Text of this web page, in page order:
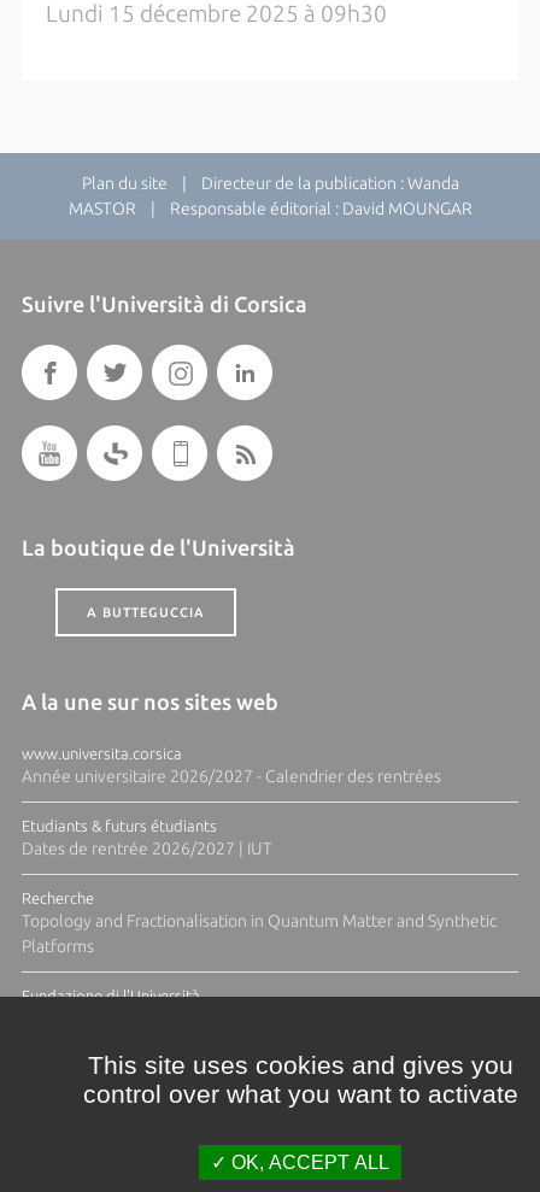
Lundi 15 décembre 2025 à 09h30
Plan du site | Directeur de la publication : Wanda
MASTOR | Responsable éditorial : David MOUNGAR
Suivre l'Università di Corsica
La boutique de l'Università
A BUTTEGUCCIA
A la une sur nos sites web
www.universita.corsica
Année universitaire 2026/2027 - Calendrier des rentrées
Etudiants & futurs étudiants
Dates de rentrée 2026/2027 | IUT
Recherche
Topology and Fractionalisation in Quantum Matter and Synthetic
Platforms
Fundazione di l'Università
This site uses cookies and gives you
control over what you want to activate
OK, ACCEPT ALL